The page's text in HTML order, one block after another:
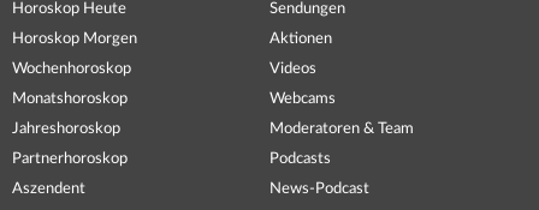
Horoskop Heute
Horoskop Morgen
Wochenhoroskop
Monatshoroskop
Jahreshoroskop
Partnerhoroskop
Aszendent
Sendungen
Aktionen
Videos
Webcams
Moderatoren & Team
Podcasts
News-Podcast